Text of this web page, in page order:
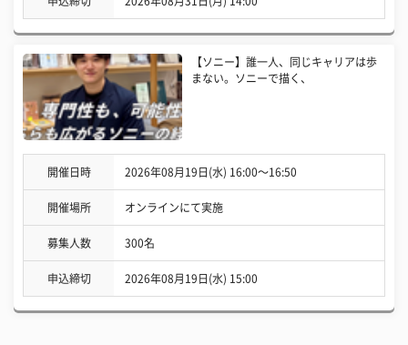
【ソニー】誰一人、同じキャリアは歩
まない。ソニーで描く、
開催日時 2026年08月19日(水) 16:00〜16:50
開催場所 オンラインにて実施
募集人数 300名
申込締切 2026年08月19日(水) 15:00